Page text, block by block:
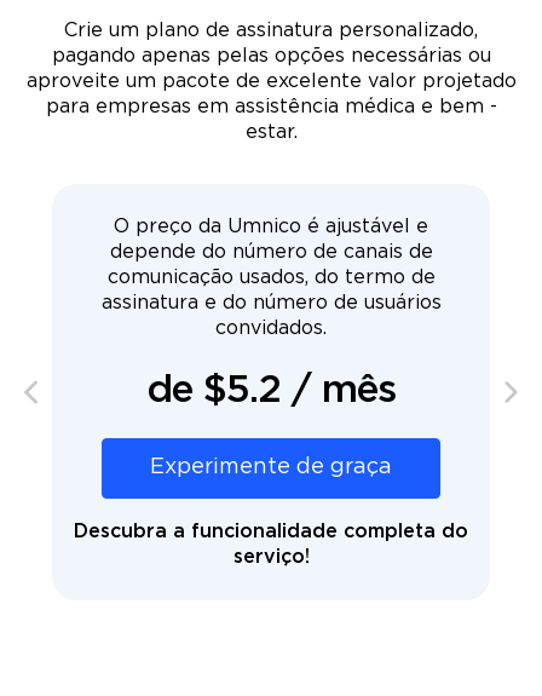
Crie um plano de assinatura personalizado,
pagando apenas pelas opções necessárias ou
aproveite um pacote de excelente valor projetado
para empresas em assistência médica e bem -
estar.
O preço da Umnico é ajustável e
depende do número de canais de
comunicação usados, do termo de
assinatura e do número de usuários
convidados.
de $5.2 / mês
Experimente de graça
Descubra a funcionalidade completa do
serviço!